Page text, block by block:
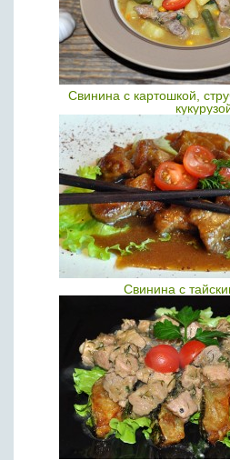
Свинина с картошкой,
Свинина с